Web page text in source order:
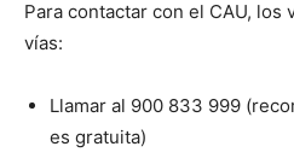
Para contactar con el CAU, los
vías:
Llamar al 900 833 999
es gratuita)